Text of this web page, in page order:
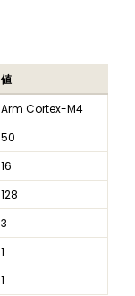
値
Arm Cortex-M4
50
16
128
3
1
1